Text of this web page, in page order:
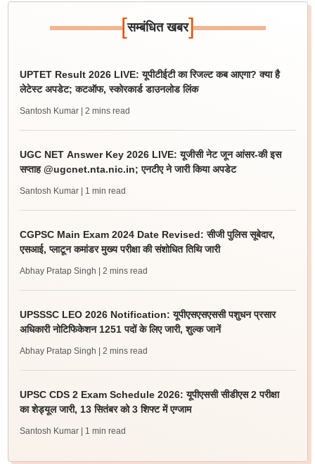
[सम्बंधित खबर]
UPTET Result 2026 LIVE: यूपीटीईटी का रिजल्ट कब आएगा? क्या है
लेटेस्ट अपडेट; कटऑफ, स्कोरकार्ड डाउनलोड लिंक
Santosh Kumar | 2 mins read
UGC NET Answer Key 2026 LIVE: यूजीसी नेट जून आंसर-की इस
सप्ताह @ugcnet.nta.nic.in; एनटीए ने जारी किया अपडेट
Santosh Kumar | 1 min read
CGPSC Main Exam 2024 Date Revised: सीजी पुलिस सूबेदार,
एसआई, प्लाटून कमांडर मुख्य परीक्षा की संशोधित तिथि जारी
Abhay Pratap Singh | 2 mins read
UPSSSC LEO 2026 Notification: यूपीएसएसएससी पशुधन प्रसार
अधिकारी नोटिफिकेशन 1251 पदों के लिए जारी, शुल्क जानें
Abhay Pratap Singh | 2 mins read
UPSC CDS 2 Exam Schedule 2026: यूपीएससी सीडीएस 2 परीक्षा
का शेड्यूल जारी, 13 सितंबर को 3 शिफ्ट में एग्जाम
Santosh Kumar | 1 min read